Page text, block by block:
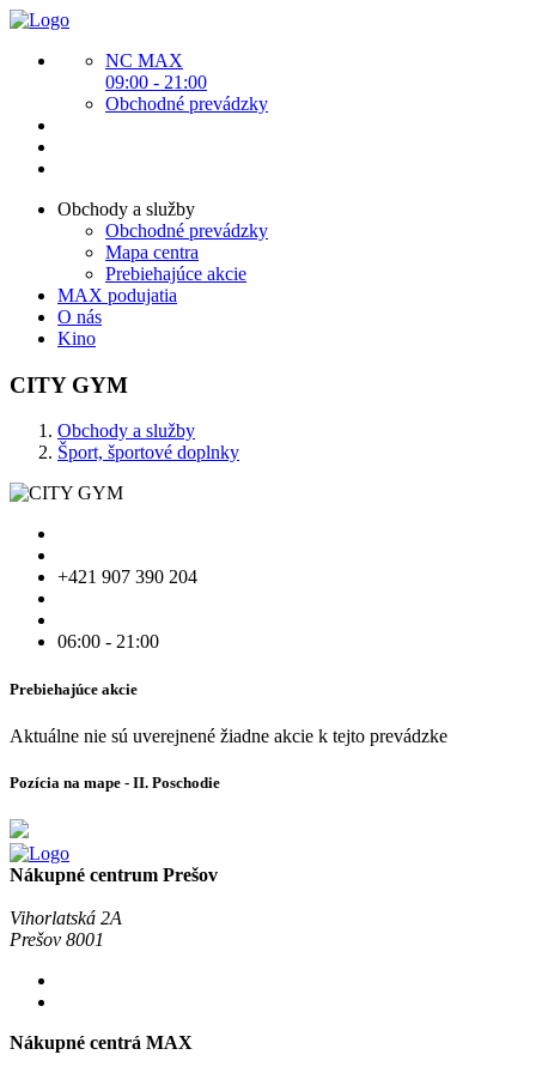
NC MAX
09:00 - 21:00
Obchodné prevádzky
Obchody a služby
Obchodné prevádzky
Mapa centra
Prebiehajúce akcie
MAX podujatia
O nás
Kino
CITY GYM
Obchody a služby
Šport, športové doplnky
+421 907 390 204
06:00 - 21:00
Prebiehajúce akcie
Aktuálne nie sú uverejnené žiadne akcie k tejto prevádzke
Pozícia na mape - II. Poschodie
Nákupné centrum Prešov
Vihorlatská 2A
Prešov 8001
Nákupné centrá MAX